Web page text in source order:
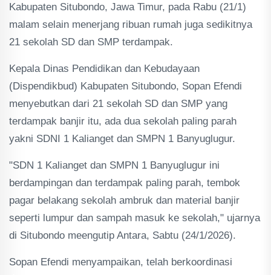
Kabupaten Situbondo, Jawa Timur, pada Rabu (21/1)
malam selain menerjang ribuan rumah juga sedikitnya
21 sekolah SD dan SMP terdampak.
Kepala Dinas Pendidikan dan Kebudayaan
(Dispendikbud) Kabupaten Situbondo, Sopan Efendi
menyebutkan dari 21 sekolah SD dan SMP yang
terdampak banjir itu, ada dua sekolah paling parah
yakni SDNI 1 Kalianget dan SMPN 1 Banyuglugur.
"SDN 1 Kalianget dan SMPN 1 Banyuglugur ini
berdampingan dan terdampak paling parah, tembok
pagar belakang sekolah ambruk dan material banjir
seperti lumpur dan sampah masuk ke sekolah," ujarnya
di Situbondo meengutip Antara, Sabtu (24/1/2026).
Sopan Efendi menyampaikan, telah berkoordinasi